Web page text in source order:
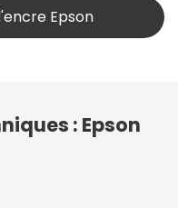
Epson
: Epson